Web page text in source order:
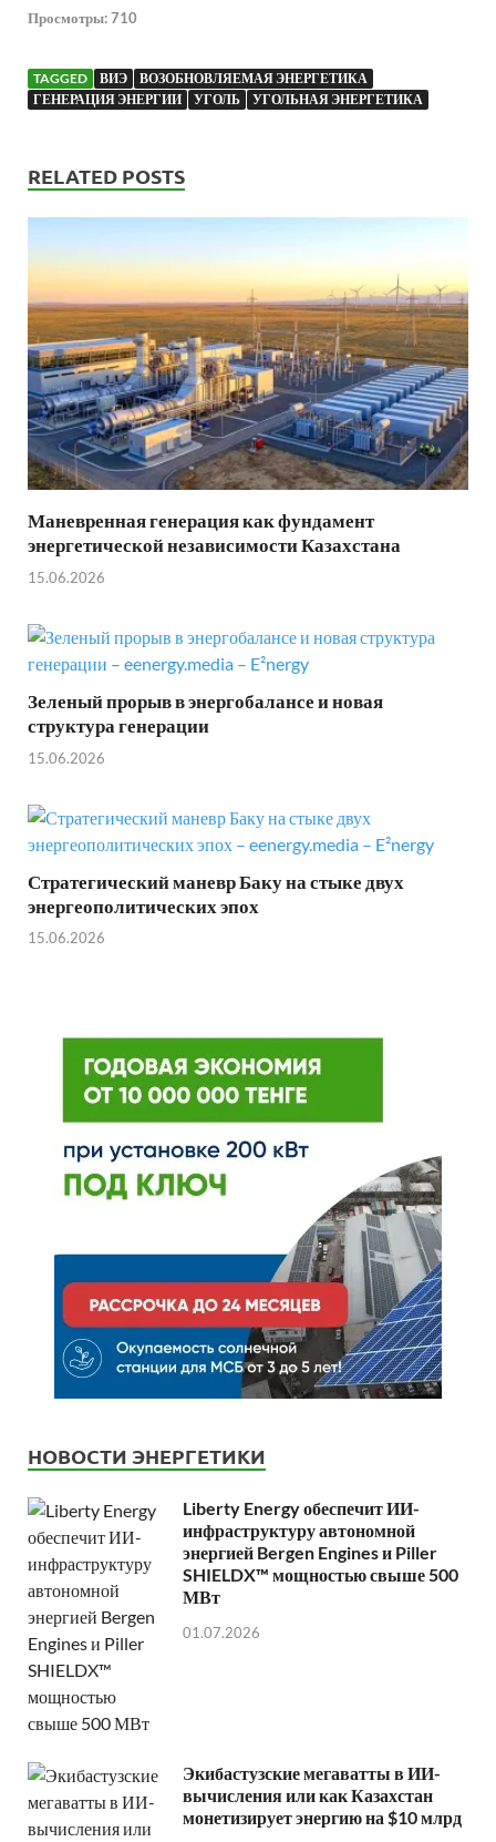
Просмотры:710
TAGGED ВИЭ
ВОЗОБНОВЛЯЕМАЯ ЭНЕРГЕТИКА
ГЕНЕРАЦИЯ ЭНЕРГИИ
УГОЛЬ УГОЛЬНАЯ ЭНЕРГЕТИКА
RELATED POSTS
Маневренная генерация как фундамент
энергетической независимости Казахстана
15.06.2026
Зеленый прорыв в энергобалансе и новая
структура генерации
15.06.2026
Стратегический маневр Баку на стыке двух
энергеополитических эпох
15.06.2026
НОВОСТИ ЭНЕРГЕТИКИ
Liberty Energy обеспечит ИИ-
инфраструктуру автономной
энергией Bergen Engines и Piller
SHIELDX™ мощностью свыше 500
МВт
01.07.2026
Экибастузские мегаватты в ИИ-
вычисления или как Казахстан
монетизирует энергию на $10 млрд